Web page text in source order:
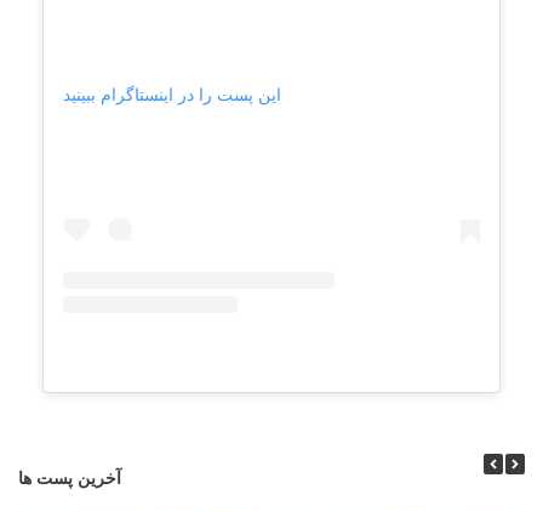
این پست را در اینستاگرام ببینید
آخرین پست ها